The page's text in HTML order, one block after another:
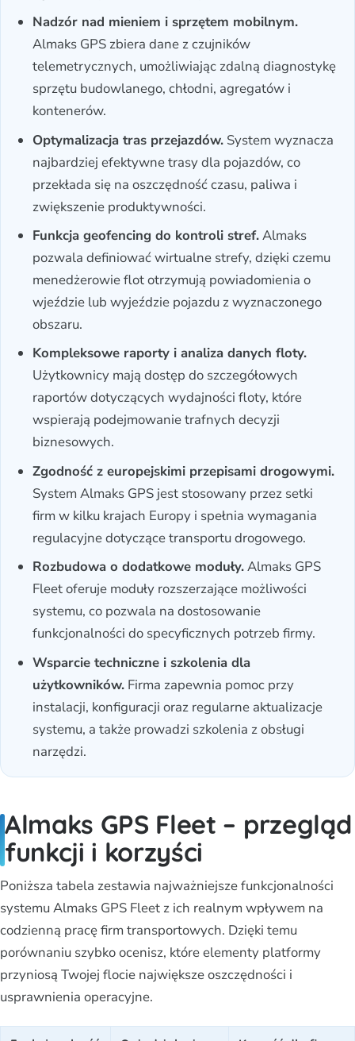
Nadzór nad mieniem i sprzętem mobilnym.
Almaks GPS zbiera dane z czujników
telemetrycznych, umożliwiając zdalną diagnostykę
sprzętu budowlanego, chłodni, agregatów i
kontenerów.
Optymalizacja tras przejazdów. System wyznacza
najbardziej efektywne trasy dla pojazdów, co
przekłada się na oszczędność czasu, paliwa i
zwiększenie produktywności.
Funkcja geofencing do kontroli stref.Almaks
pozwala definiować wirtualne strefy, dzięki czemu
menedżerowie flot otrzymują powiadomienia o
wjeździe lub wyjeździe pojazdu z wyznaczonego
obszaru.
Kompleksowe raporty i analiza danych floty.
Użytkownicy mają dostęp do szczegółowych
raportów dotyczących wydajności floty, które
wspierają podejmowanie trafnych decyzji
biznesowych.
Zgodność z europejskimi przepisami drogowymi.
System Almaks GPS jest stosowany przez setki
firm w kilku krajach Europy i spełnia wymagania
regulacyjne dotyczące transportu drogowego.
Rozbudowa o dodatkowe moduły.Almaks GPS
Fleet oferuje moduły rozszerzające możliwości
systemu, co pozwala na dostosowanie
funkcjonalności do specyficznych potrzeb firmy.
Wsparcie techniczne i szkolenia dla
użytkowników. Firma zapewnia pomoc przy
instalacji, konfiguracji oraz regularne aktualizacje
systemu, a także prowadzi szkolenia z obsługi
narzędzi.
Almaks GPS Fleet – przegląd
funkcji i korzyści
Poniższa tabela zestawia najważniejsze funkcjonalności
systemu Almaks GPS Fleet z ich realnym wpływem na
codzienną pracę firm transportowych. Dzięki temu
porównaniu szybko ocenisz, które elementy platformy
przyniosą Twojej flocie największe oszczędności i
usprawnienia operacyjne.